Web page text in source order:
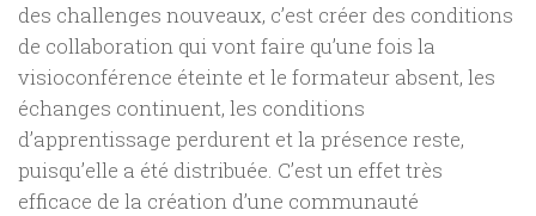
des challenges nouveaux, c’est créer des conditions
de collaboration qui vont faire qu’une fois la
visioconférence éteinte et le formateur absent, les
échanges continuent, les conditions
d’apprentissage perdurent et la présence reste,
puisqu’elle a été distribuée. C’est un effet très
efficace de la création d’une communauté